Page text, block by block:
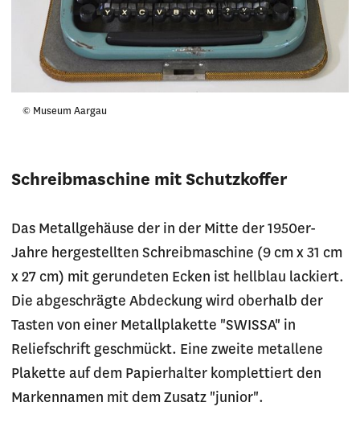
© Museum Aargau
Schreibmaschine mit Schutzkoffer
Das Metallgehäuse der in der Mitte der 1950er-
Jahre hergestellten Schreibmaschine (9 cm x 31 cm
x 27 cm) mit gerundeten Ecken ist hellblau lackiert.
Die abgeschrägte Abdeckung wird oberhalb der
Tasten von einer Metallplakette "SWISSA" in
Reliefschrift geschmückt. Eine zweite metallene
Plakette auf dem Papierhalter komplettiert den
Markennamen mit dem Zusatz "junior".